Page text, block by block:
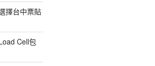
擇台中票貼
Cell包